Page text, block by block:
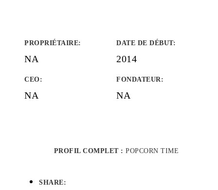
PROPRIÉTAIRE:
NA
DATE DE DÉBUT:
2014
CEO:
NA
FONDATEUR:
NA
PROFIL COMPLET :POPCORN TIME
SHARE: